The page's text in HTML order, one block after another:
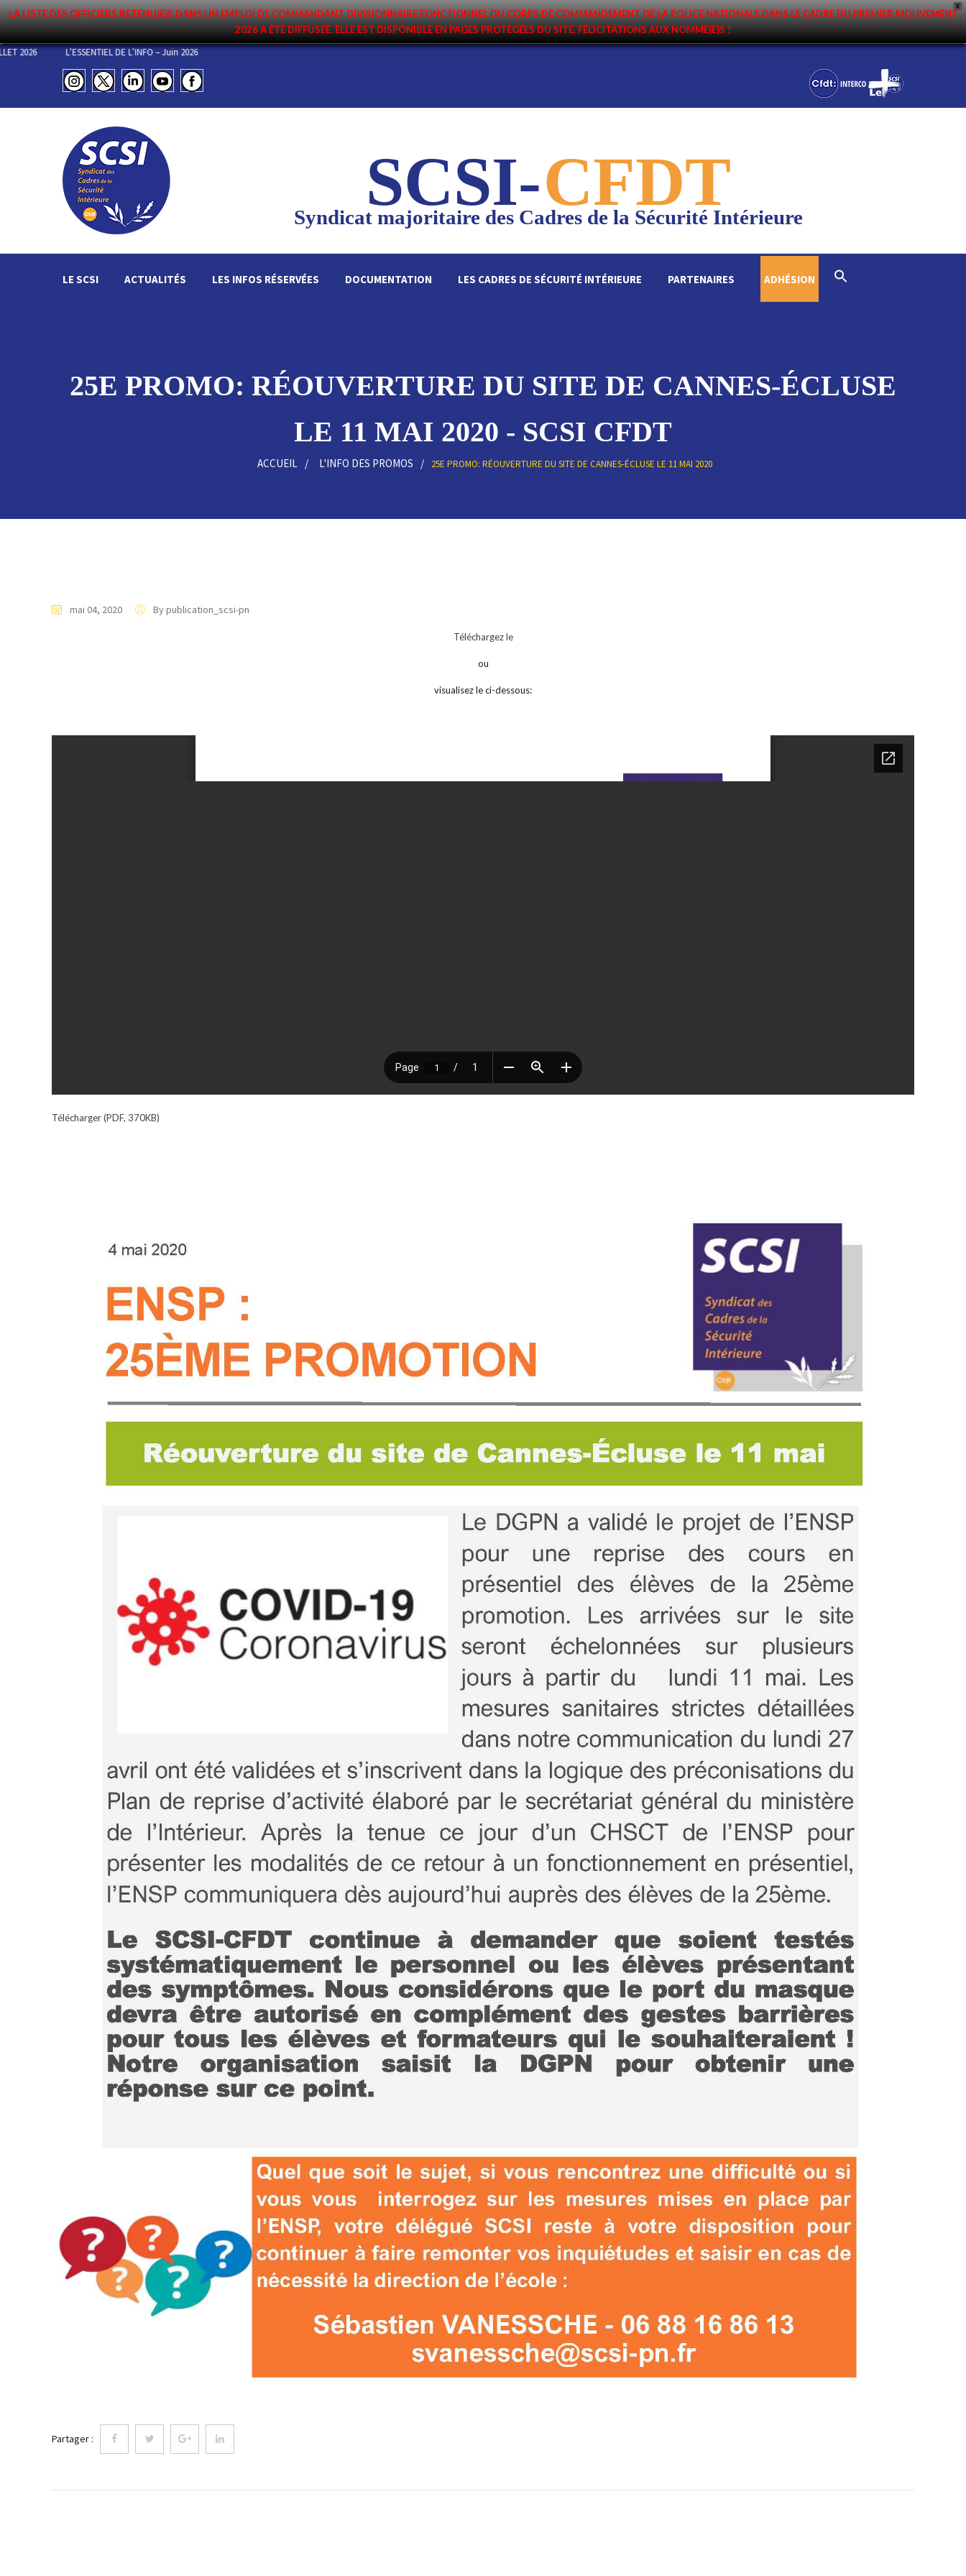
X
LA LISTE DES OFFICIERS RETENU(E)S DANS UN EMPLOI DE COMMANDANT DIVISIONNAIRE FONCTIONNEL DU CORPS DE COMMANDEMENT DE LA POLICE NATIONALE DANS LE CADRE DU PREMIER MOUVEMENT
2026 A ÉTÉ DIFFUSÉE. ELLE EST DISPONIBLE EN PAGES PROTÉGÉES DU SITE. FÉLICITATIONS AUX NOMMÉ(E)S !
DU 3 JUILLET 2026 L’ESSENTIEL DE L’INFO – Juin 2026
SCSI-CFDT
Syndicat majoritaire des Cadres de la Sécurité Intérieure
LE SCSI ACTUALITÉS LES INFOS RÉSERVÉES DOCUMENTATION LES CADRES DE SÉCURITÉ INTÉRIEURE PARTENAIRES ADHÉSION
25E PROMO: RÉOUVERTURE DU SITE DE CANNES-ÉCLUSE
LE 11 MAI 2020 - SCSI CFDT
ACCUEIL L'INFO DES PROMOS 25E PROMO: RÉOUVERTURE DU SITE DE CANNES-ÉCLUSE LE 11 MAI 2020
mai 04, 2020 By publication_scsi-pn
Téléchargez le
ou
visualisez le ci-dessous:
Télécharger (PDF, 370KB)
Partager :